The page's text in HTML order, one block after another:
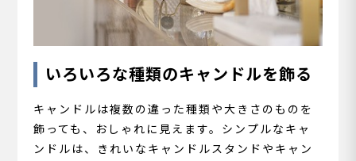
いろいろな種類のキャンドルを飾る
キャンドルは複数の違った種類や大きさのものを
飾っても、おしゃれに見えます。シンプルなキャ
ンドルは、きれいなキャンドルスタンドやキャン